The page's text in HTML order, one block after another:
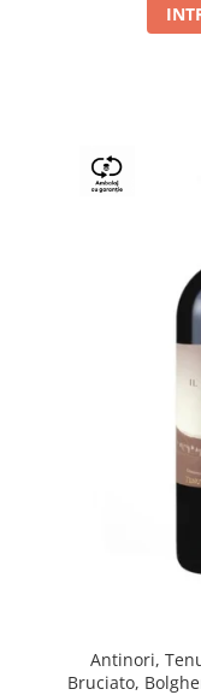
Antinori,
Bruciato,